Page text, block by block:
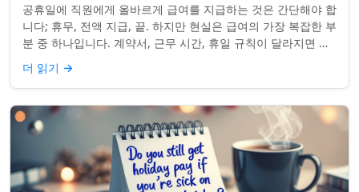
공휴일에 직원에게 올바르게 급여를 지급하는 것은 간단해야 합
니다; 휴무, 전액 지급, 끝. 하지만 현실은 급여의 가장 복잡한 부
분 중 하나입니다. 계약서, 근무 시간, 휴일 규칙이 달라지면 하
더 읽기 →